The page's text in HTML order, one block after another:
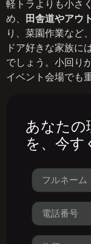
軽トラよりも小さ
め、 田舎道やアウ
り、菜園作業など
ドア好きな家族に
でしょう。小回り
イベント会場でも
あなたの
を、今す